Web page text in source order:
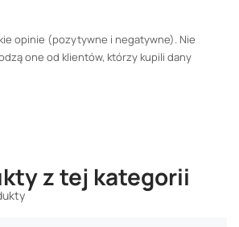
opinie (pozytywne i negatywne). Nie
one od klientów, którzy kupili dany
z tej kategorii